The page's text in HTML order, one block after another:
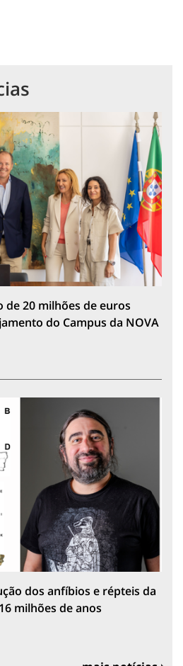
20 milhões de euros
do Campus da NOVA
dos anfíbios e répteis da
milhões de anos